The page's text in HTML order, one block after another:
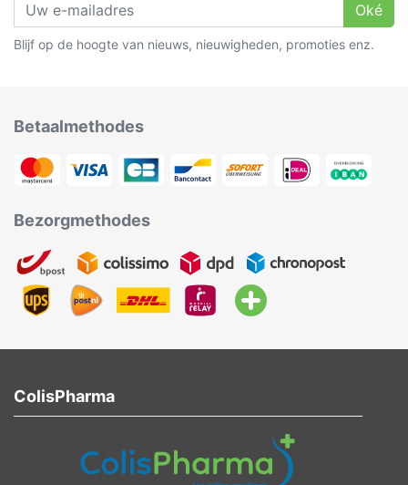
Oké
Blijf op de hoogte van nieuws, nieuwigheden, promoties enz.
Betaalmethodes
Bezorgmethodes
ColisPharma